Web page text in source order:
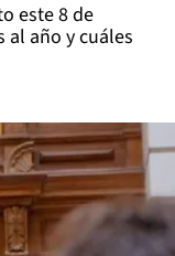
este 8 de
al año y cuáles